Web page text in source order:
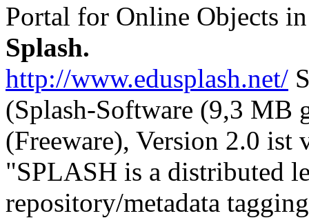
Portal for Online Objects
Splash.
http://www.edusplash.net/
(Splash-Software (9,3 MB
(Freeware), Version 2.0 ist
"SPLASH is a distributed
repository/metadata